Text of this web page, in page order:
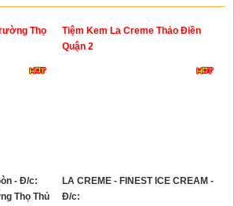
Thọ
- Đ/c:
Thọ Thủ
Tiệm Kem La Creme Thảo Điền
Quận 2
LA CREME - FINEST ICE CREAM -
Đ/c: